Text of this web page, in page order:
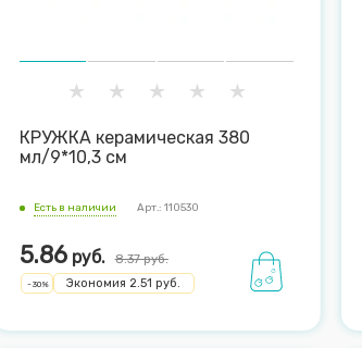
КРУЖКА керамическая 380
мл/9*10,3 см
Есть в наличии Арт.: 110530
5.86руб. 8.37руб.
-30% Экономия 2.51 руб.